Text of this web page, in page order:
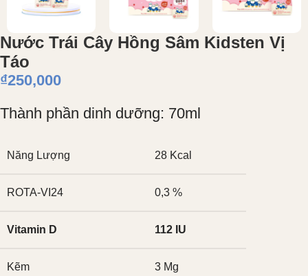
Nước Trái Cây Hồng Sâm Kidsten Vị
Táo
₫250,000
Thành phần dinh dưỡng: 70ml
Năng Lượng 28 Kcal
ROTA-VI24 0,3 %
Vitamin D 112 IU
Kẽm 3 Mg